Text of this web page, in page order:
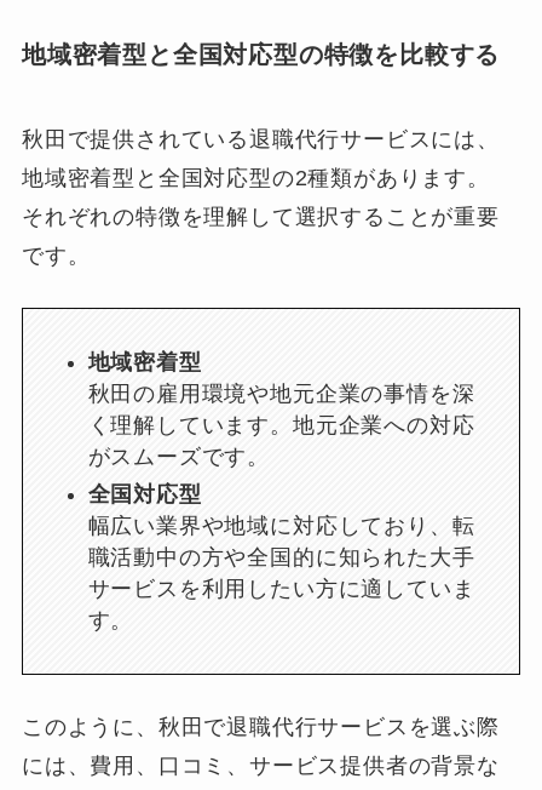
地域密着型と全国対応型の特徴を比較する
秋田で提供されている退職代行サービスには、
地域密着型と全国対応型の2種類があります。
それぞれの特徴を理解して選択することが重要
です。
地域密着型
秋田の雇用環境や地元企業の事情を深
く理解しています。地元企業への対応
がスムーズです。
全国対応型
幅広い業界や地域に対応しており、転
職活動中の方や全国的に知られた大手
サービスを利用したい方に適していま
す。
このように、秋田で退職代行サービスを選ぶ際
には、費用、口コミ、サービス提供者の背景な